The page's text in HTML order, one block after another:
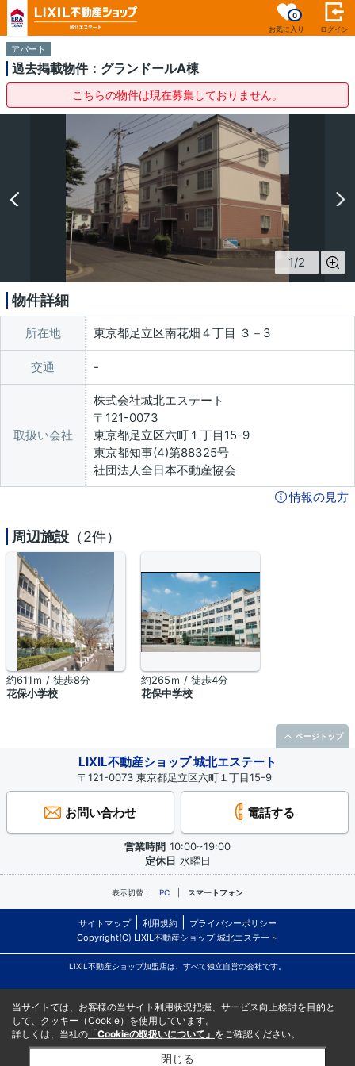
お気に入り
0
ログイン
アパート
過去掲載物件：グランドールA棟
こちらの物件は現在募集しておりません。
1/2
物件詳細
所在地 東京都足立区南花畑４丁目 ３－3
交通
取扱い会社
株式会社城北エステート
〒121-0073
東京都足立区六町１丁目15-9
東京都知事(4)第88325号
社団法人全日本不動産協会
情報の見方
周辺施設 （2件）
約611ｍ / 徒歩8分
花保小学校
約265ｍ / 徒歩4分
花保中学校
LIXIL不動産ショップ 城北エステート
〒121-0073 東京都足立区六町１丁目15-9
お問い合わせ 電話する
営業時間 10:00~19:00
定休日 水曜日
表示切替： PC スマートフォン
サイトマップ 利用規約
プライバシーポリシー
Copyright(C) LIXIL不動産ショップ 城北エステート
LIXIL不動産ショップ加盟店は、すべて独立自営の会社です。
ページトップ
当サイトでは、お客様の当サイト利用状況把握、サービス向上検討を目的と
して、クッキー（Cookie）を使用しています。
詳しくは、当社の 「Cookieの取扱いについて」 をご確認ください。
閉じる